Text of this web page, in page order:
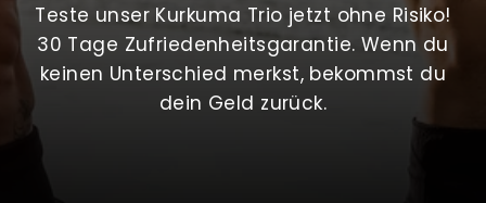
Teste unser Kurkuma Trio jetzt ohne Risiko!
30 Tage Zufriedenheitsgarantie. Wenn du
keinen Unterschied merkst, bekommst du
dein Geld zurück.